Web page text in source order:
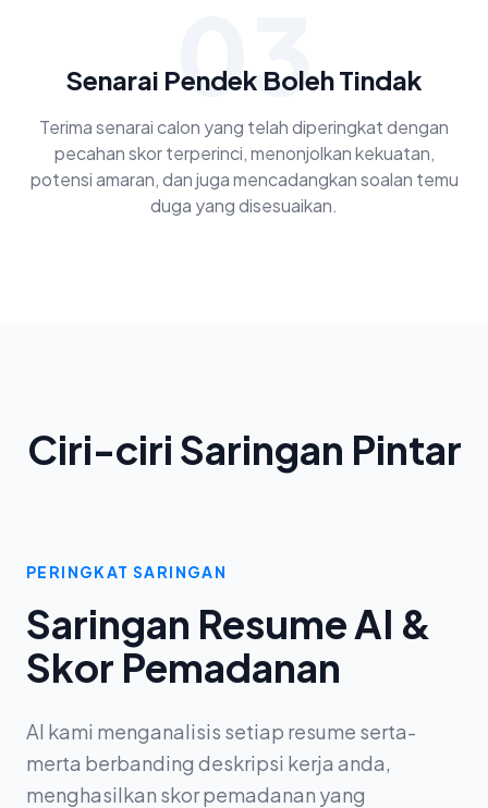
03
Senarai Pendek Boleh Tindak
Terima senarai calon yang telah diperingkat dengan
pecahan skor terperinci, menonjolkan kekuatan,
potensi amaran, dan juga mencadangkan soalan temu
duga yang disesuaikan.
Ciri-ciri Saringan Pintar
PERINGKAT SARINGAN
Saringan Resume AI &
Skor Pemadanan
AI kami menganalisis setiap resume serta-
merta berbanding deskripsi kerja anda,
menghasilkan skor pemadanan yang